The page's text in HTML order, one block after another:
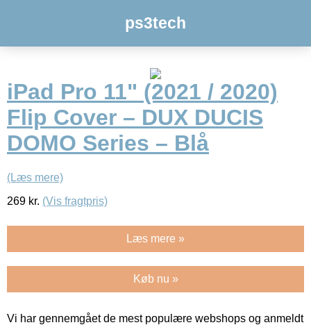
ps3tech
iPad Pro 11" (2021 / 2020)
Flip Cover – DUX DUCIS
DOMO Series – Blå
(Læs mere)
269 kr. (Vis fragtpris)
Læs mere »
Køb nu »
Vi har gennemgået de mest populære webshops og anmeldt